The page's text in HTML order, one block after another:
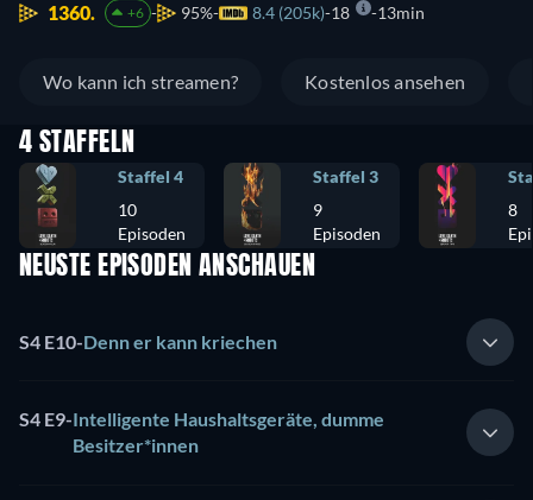
1360. +6 95% 8.4 (205k) 18 13min
Wo kann ich streamen? Kostenlos ansehen
4 STAFFELN
Staffel 4
10
Episoden
Staffel 3
9
Episoden
8
NEUSTE EPISODEN ANSCHAUEN
S4 E10-Denn er kann kriechen
S4 E9-Intelligente Haushaltsgeräte, dumme
Besitzer*innen